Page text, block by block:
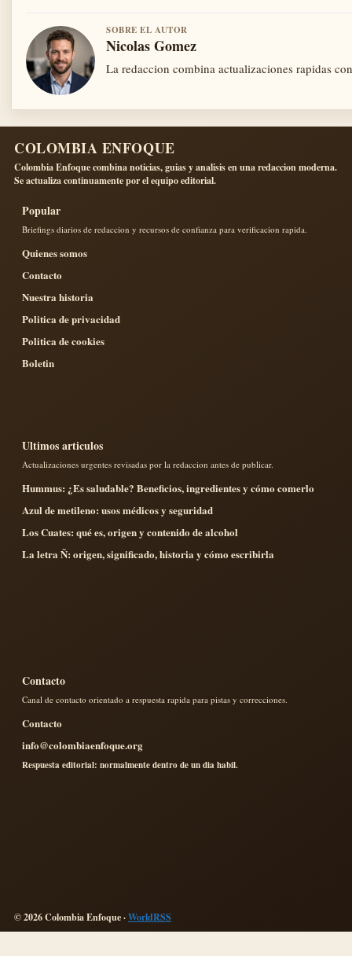
SOBRE EL AUTOR
Nicolas Gomez
La redaccion combina actualizaciones rapidas
COLOMBIA ENFOQUE
Colombia Enfoque combina noticias, guias y analisis en una redaccion moderna.
Se actualiza continuamente por el equipo editorial.
Popular
Briefings diarios de redaccion y recursos de confianza para verificacion rapida.
Quienes somos
Contacto
Nuestra historia
Politica de privacidad
Politica de cookies
Boletin
Ultimos articulos
Actualizaciones urgentes revisadas por la redaccion antes de publicar.
Hummus: ¿Es saludable? Beneficios, ingredientes y cómo comerlo
Azul de metileno: usos médicos y seguridad
Los Cuates: qué es, origen y contenido de alcohol
La letra Ñ: origen, significado, historia y cómo escribirla
Contacto
Canal de contacto orientado a respuesta rapida para pistas y correcciones.
Contacto
info@colombiaenfoque.org
Respuesta editorial: normalmente dentro de un dia habil.
© 2026 Colombia Enfoque ·WorldRSS